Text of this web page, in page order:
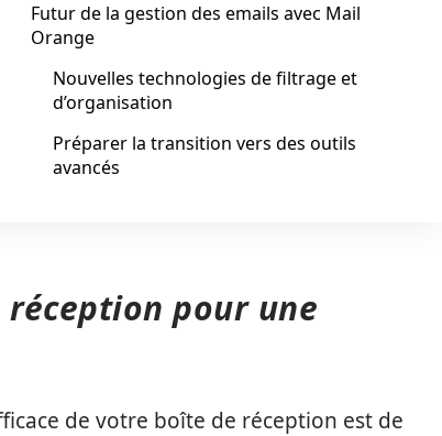
Futur de la gestion des emails avec Mail
Orange
Nouvelles technologies de filtrage et
d’organisation
Préparer la transition vers des outils
avancés
pour une
de votre boîte de réception est de